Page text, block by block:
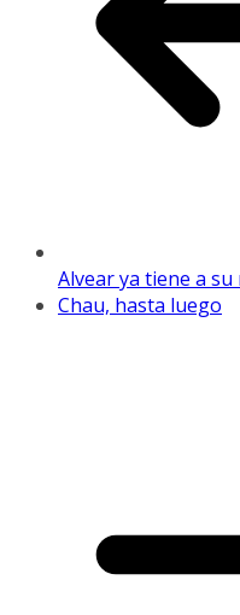
Alvear ya tiene a
Chau, hasta luego